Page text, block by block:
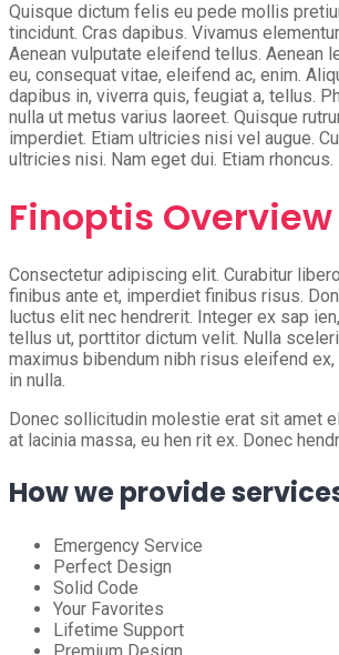
Quisque dictum felis eu pede mollis
tincidunt. Cras dapibus. Vivamus
Aenean vulputate eleifend tellus. Aenean
eu, consequat vitae, eleifend ac, enim.
dapibus in, viverra quis, feugiat a, tellus.
nulla ut metus varius laoreet. Quisque
imperdiet. Etiam ultricies nisi vel augue.
ultricies nisi. Nam eget dui. Etiam rhoncus.
Finoptis Overview
Consectetur adipiscing elit. Curabitur
finibus ante et, imperdiet finibus risus.
luctus elit nec hendrerit. Integer ex sap
tellus ut, porttitor dictum velit. Nulla
maximus bibendum nibh risus eleifend
in nulla.
Donec sollicitudin molestie erat sit amet
at lacinia massa, eu hen rit ex. Donec
How we provide
Emergency Service
Perfect Design
Solid Code
Your Favorites
Lifetime Support